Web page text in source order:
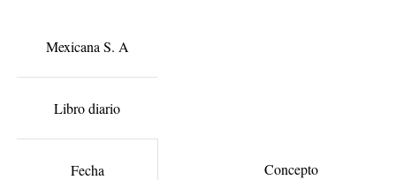
Mexicana S. A
Libro diario
Fecha Concepto